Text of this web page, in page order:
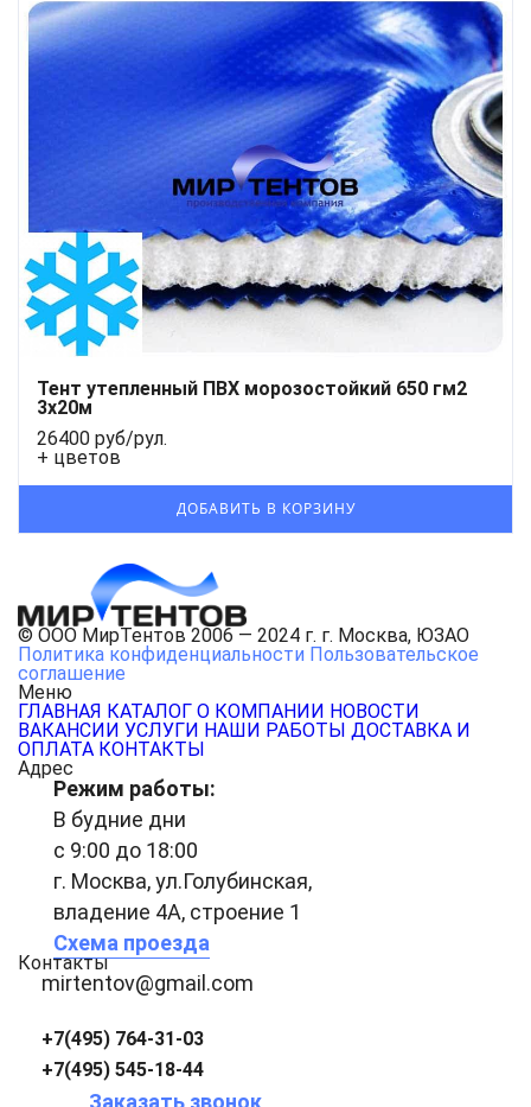
Тент утепленный ПВХ морозостойкий 650 гм2
3х20м
26400 руб/рул.
+ цветов
© ООО МирТентов 2006 — 2024 г. г. Москва, ЮЗАО
Политика конфиденциальности Пользовательское
соглашение
Меню
ГЛАВНАЯ КАТАЛОГ О КОМПАНИИ НОВОСТИ
ВАКАНСИИ УСЛУГИ НАШИ РАБОТЫ ДОСТАВКА И
ОПЛАТА КОНТАКТЫ
Адрес
Режим работы:
В будние дни
с 9:00 до 18:00
г. Москва, ул.Голубинская,
владение 4А, строение 1
Схема проезда
Контакты
mirtentov@gmail.com
+7(495) 764-31-03
+7(495) 545-18-44
Заказать звонок